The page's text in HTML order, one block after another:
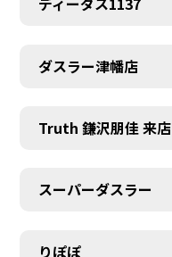
ダスラー津幡店
Truth 鎌沢朋佳 来店
スーパーダスラー
りぽぽ